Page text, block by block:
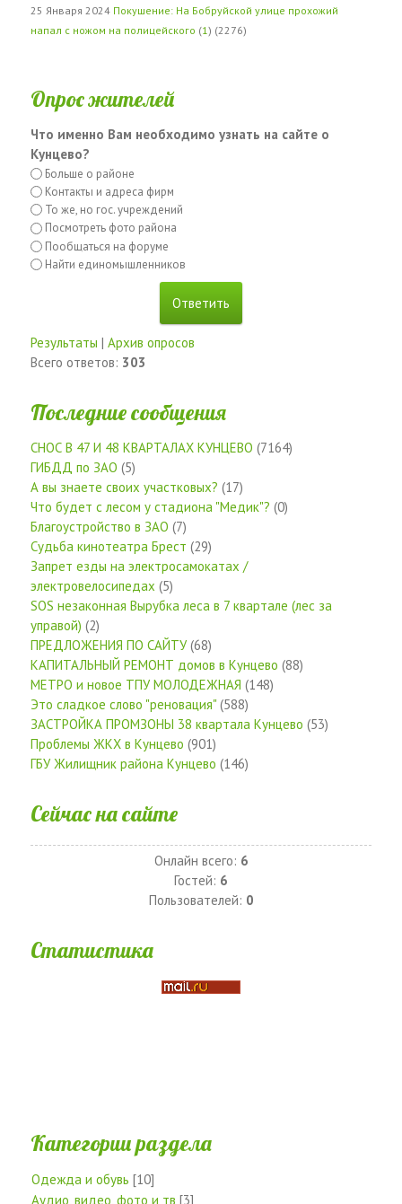
25 Января 2024 Покушение: На Бобруйской улице прохожий
напал с ножом на полицейского (1 ) (2276)
Опрос жителей
Что именно Вам необходимо узнать на сайте о
Кунцево?
Больше о районе
Контакты и адреса фирм
То же, но гос. учреждений
Посмотреть фото района
Пообщаться на форуме
Найти единомышленников
Результаты | Архив опросов
Всего ответов: 303
Последние сообщения
СНОС В 47 И 48 КВАРТАЛАХ КУНЦЕВО (7164)
ГИБДД по ЗАО (5)
А вы знаете своих участковых? (17)
Что будет с лесом у стадиона "Медик"? (0)
Благоустройство в ЗАО (7)
Судьба кинотеатра Брест (29)
Запрет езды на электросамокатах /
электровелосипедах (5)
SOS незаконная Вырубка леса в 7 квартале (лес за
управой) (2)
ПРЕДЛОЖЕНИЯ ПО САЙТУ(68)
КАПИТАЛЬНЫЙ РЕМОНТ домов в Кунцево (88)
МЕТРО и новое ТПУ МОЛОДЕЖНАЯ (148)
Это сладкое слово "реновация" (588)
ЗАСТРОЙКА ПРОМЗОНЫ 38 квартала Кунцево (53)
Проблемы ЖКХ в Кунцево (901)
ГБУ Жилищник района Кунцево (146)
Сейчас на сайте
Онлайн всего: 6
Гостей: 6
Пользователей: 0
Статистика
Категории раздела
Одежда и обувь [10]
Аудио, видео, фото и тв [3]